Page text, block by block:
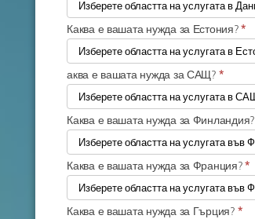
Каква е вашата нужда за Естония?*
аква е вашата нужда за САЩ? *
Каква е вашата нужда за Финландия?
Каква е вашата нужда за Франция?*
Каква е вашата нужда за Гърция? *